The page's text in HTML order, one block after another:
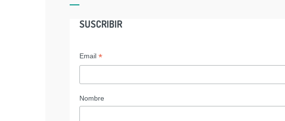
SUSCRIBIR
Email *
Nombre